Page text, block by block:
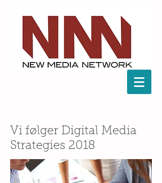
Vi følger Digital Media
Strategies 2018